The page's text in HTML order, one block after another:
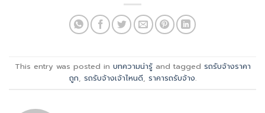
This entry was posted in บทความน่ารู้and tagged รถรับจ้างราคา
ถูก, รถรับจ้างเจ้าไหนดี, ราคารถรับจ้าง.